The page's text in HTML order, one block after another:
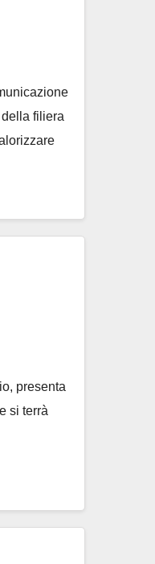
filiera
presenta
si terrà